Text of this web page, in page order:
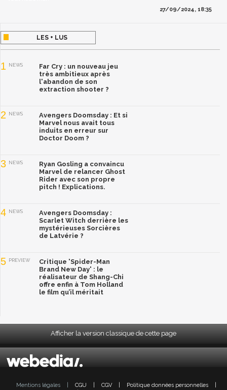
27/09/2024, 18:35
LES + LUS
1 NEWS
Far Cry : un nouveau jeu
très ambitieux après
l'abandon de son
extraction shooter ?
2 NEWS
Avengers Doomsday : Et si
Marvel nous avait tous
induits en erreur sur
Doctor Doom ?
3 NEWS
Ryan Gosling a convaincu
Marvel de relancer Ghost
Rider avec son propre
pitch ! Explications.
4 NEWS
Avengers Doomsday :
Scarlet Witch derrière les
mystérieuses Sorcières
de Latvérie ?
5 PREVIEW
Critique 'Spider-Man
Brand New Day' : le
réalisateur de Shang-Chi
offre enfin à Tom Holland
le film qu’il méritait
Afficher la version classique de cette page
Mentions légales CGU CGV Politique données personnelles